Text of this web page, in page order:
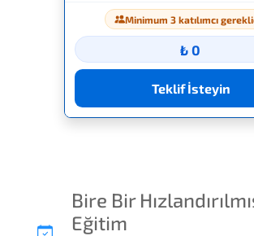
Minimum 3 katılımcı
₺ 0
Teklif İsteyin
Bire Bir
Eğitim